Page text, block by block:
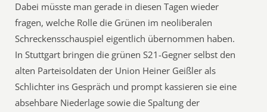
Dabei müsste man gerade in diesen Tagen wieder
fragen, welche Rolle die Grünen im neoliberalen
Schreckensschauspiel eigentlich übernommen haben.
In Stuttgart bringen die grünen S21-Gegner selbst den
alten Parteisoldaten der Union Heiner Geißler als
Schlichter ins Gespräch und prompt kassieren sie eine
absehbare Niederlage sowie die Spaltung der